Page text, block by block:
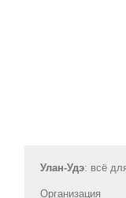
Улан-Удэ: всё
Организация